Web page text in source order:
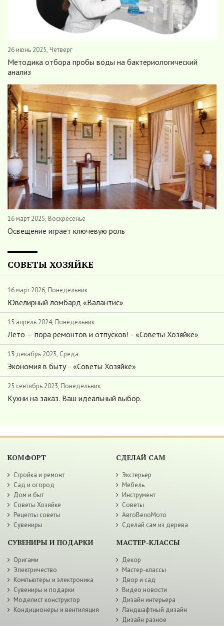
26 июнь 2025, Четверг
Методика отбора пробы воды на бактериологический
анализ
16 март 2025, Воскресенье
Освещение играет ключевую роль
СОВЕТЫ ХОЗЯЙКЕ
16 март 2026, Понедельник
Ювелирный ломбард «Валантис»
15 апрель 2024, Понедельник
Лето – пора ремонтов и отпусков! - «Советы Хозяйке»
13 декабрь 2023, Среда
Экономия в быту - «Советы Хозяйке»
25 сентябрь 2023, Понедельник
Кухни на заказ. Ваш идеальный выбор.
КОМФОРТ
Стройка и ремонт
Сад и огород
Дом и быт
Советы Хозяйке
Рецепты советы
Сувениры
СДЕЛАЙ САМ
Экстерьер
Мебель
Инструмент
Советы
АвтоВелоМото
Сделай сам из дерева
СУВЕНИРЫ И ПОДАРКИ
Оригами
Электричество
Компьютеры и электроника
Сувениры и подарки
Моделист конструктор
Кондиционеры и вентиляция
МАСТЕР-КЛАССЫ
Декор
Мастер-классы
Двор и сад
Видео новости
Дизайн интерьера
Ландшафтный дизайн
Дизайн разное